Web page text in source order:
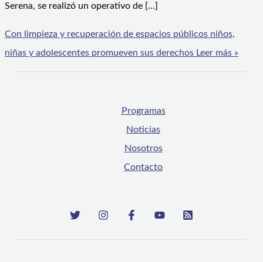
Serena, se realizó un operativo de […]
Con limpieza y recuperación de espacios públicos niños,
niñas y adolescentes promueven sus derechos Leer más »
Programas
Noticias
Nosotros
Contacto